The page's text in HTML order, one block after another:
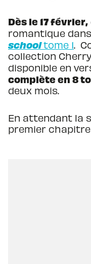
Dès le 17 février,
romantique dans
schooltome 1.
collection
disponible en
complète en 8
deux mois.
En attendant la
premier chapitre